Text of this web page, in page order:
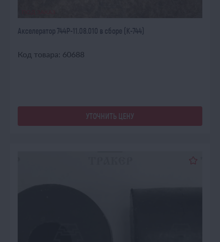
Акселератор 744Р-11.08.010 в сборе (К-744)
Код товара: 60688
УТОЧНИТЬ ЦЕНУ